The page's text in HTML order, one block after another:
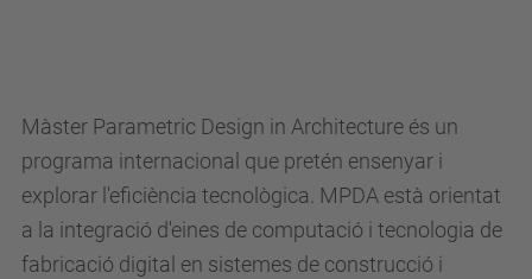
Màster Parametric Design in Architecture és un
programa internacional que pretén ensenyar i
explorar l'eficiència tecnològica. MPDA està orientat
a la integració d'eines de computació i tecnologia de
fabricació digital en sistemes de construcció i